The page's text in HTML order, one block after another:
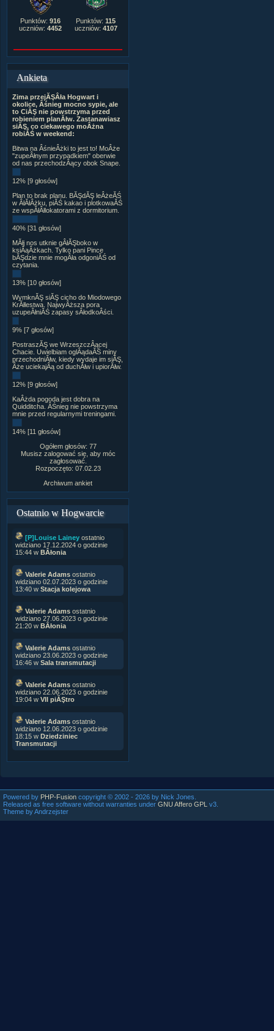
Punktów: 916
uczniów: 4452
Punktów: 115
uczniów: 4107
Ankieta
Zima przejĂŞÂła Hogwart i
okolice, Âśnieg mocno sypie, ale
to CiĂŞ nie powstrzyma przed
robieniem planĂłw. Zastanawiasz
siĂŞ, co ciekawego moÂżna
robiĂŚ w weekend:
Bitwa na ÂśnieÂżki to jest to! MoÂże
"zupeÂłnym przypadkiem" oberwie
od nas przechodzÂący obok Snape.
12% [9 głosów]
Plan to brak planu. BĂŞdĂŞ leÂżeĂŚ
w ÂłĂłÂżku, piĂŚ kakao i plotkowaĂŚ
ze wspĂłÂłlokatorami z dormitorium.
40% [31 głosów]
MĂłj nos utknie gÂłĂŞboko w
ksiÂąÂżkach. Tylko pani Pince
bĂŞdzie mnie mogÂła odgoniĂŚ od
czytania.
13% [10 głosów]
WymknĂŞ siĂŞ cicho do Miodowego
KrĂłlestwa. NajwyÂższa pora
uzupeÂłniĂŚ zapasy sÂłodkoÂści.
9% [7 głosów]
PostraszĂŞ we WrzeszczÂącej
Chacie. Uwielbiam oglÂądaĂŚ miny
przechodniĂłw, kiedy wydaje im siĂŞ,
Âże uciekajÂą od duchĂłw i upiorĂłw.
12% [9 głosów]
KaÂżda pogoda jest dobra na
Quidditcha. ÂŚnieg nie powstrzyma
mnie przed regularnymi treningami.
14% [11 głosów]
Ogółem głosów: 77
Musisz zalogować się, aby móc
zagłosować.
Rozpoczęto: 07.02.23
Archiwum ankiet
Ostatnio w Hogwarcie
[P]Louise Lainey ostatnio
widziano 17.12.2024 o godzinie
15:44 w BÂłonia
Valerie Adams ostatnio
widziano 02.07.2023 o godzinie
13:40 w Stacja kolejowa
Valerie Adams ostatnio
widziano 27.06.2023 o godzinie
21:20 w BÂłonia
Valerie Adams ostatnio
widziano 23.06.2023 o godzinie
16:46 w Sala transmutacji
Valerie Adams ostatnio
widziano 22.06.2023 o godzinie
19:04 w VII piĂŞtro
Valerie Adams ostatnio
widziano 12.06.2023 o godzinie
18:15 w Dziedziniec
Transmutacji
Powered by PHP-Fusion copyright © 2002 - 2026 by Nick Jones.
Released as free software without warranties under GNU Affero GPL v3.
Theme by Andrzejster